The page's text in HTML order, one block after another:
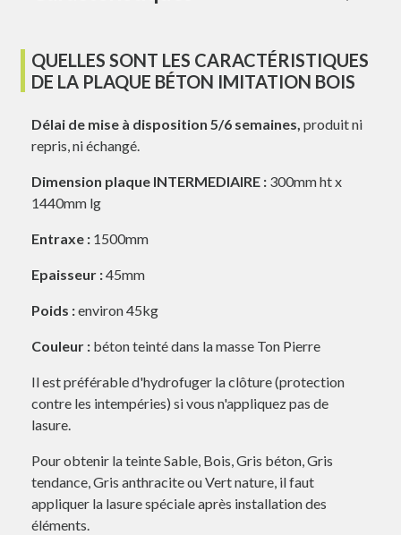
QUELLES SONT LES CARACTÉRISTIQUES
DE LA PLAQUE BÉTON IMITATION BOIS
Délai de mise à disposition 5/6 semaines, produit ni
repris, ni échangé.
Dimension plaque INTERMEDIAIRE : 300mm ht x
1440mm lg
Entraxe : 1500mm
Epaisseur :45mm
Poids :environ 45kg
Couleur : béton teinté dans la masse Ton Pierre
Il est préférable d'hydrofuger la clôture (protection
contre les intempéries) si vous n'appliquez pas de
lasure.
Pour obtenir la teinte Sable, Bois, Gris béton, Gris
tendance, Gris anthracite ou Vert nature, il faut
appliquer la lasure spéciale après installation des
éléments.